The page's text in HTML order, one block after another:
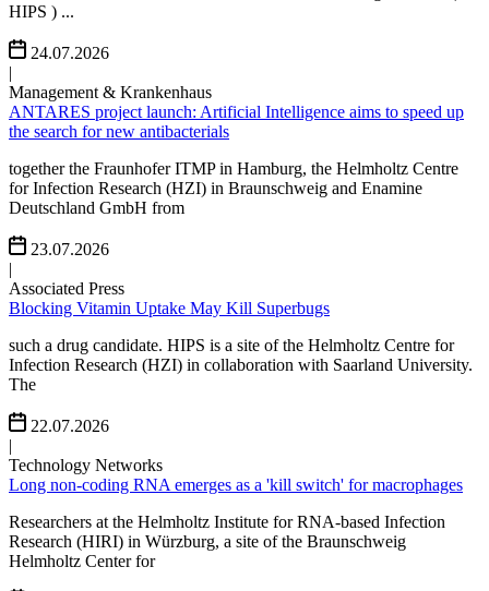
HIPS ) ...
24.07.2026
|
Management & Krankenhaus
ANTARES project launch: Artificial Intelligence aims to speed up
the search for new antibacterials
together the Fraunhofer ITMP in Hamburg, the Helmholtz Centre
for Infection Research (HZI) in Braunschweig and Enamine
Deutschland GmbH from
23.07.2026
|
Associated Press
Blocking Vitamin Uptake May Kill Superbugs
such a drug candidate. HIPS is a site of the Helmholtz Centre for
Infection Research (HZI) in collaboration with Saarland University.
The
22.07.2026
|
Technology Networks
Long non-coding RNA emerges as a 'kill switch' for macrophages
Researchers at the Helmholtz Institute for RNA-based Infection
Research (HIRI) in Würzburg, a site of the Braunschweig
Helmholtz Center for